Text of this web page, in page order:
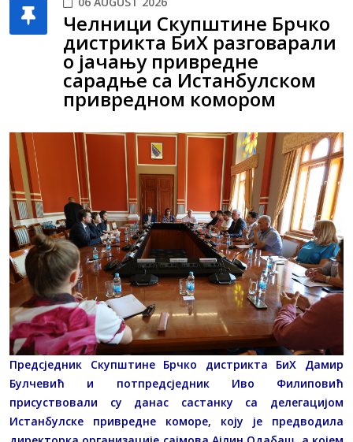
Челници Скупштине Брчко
дистрикта БиХ разговарали
о јачању привредне
сарадње са Истанбулском
привредном комором
Предсједник Скупштине Брчко дистрикта БиХ Дамир
Булчевић и потпредсједник Иво Филиповић
присуствовали су данас састанку са делегацијом
Истанбулске привредне коморе, коју је предводила